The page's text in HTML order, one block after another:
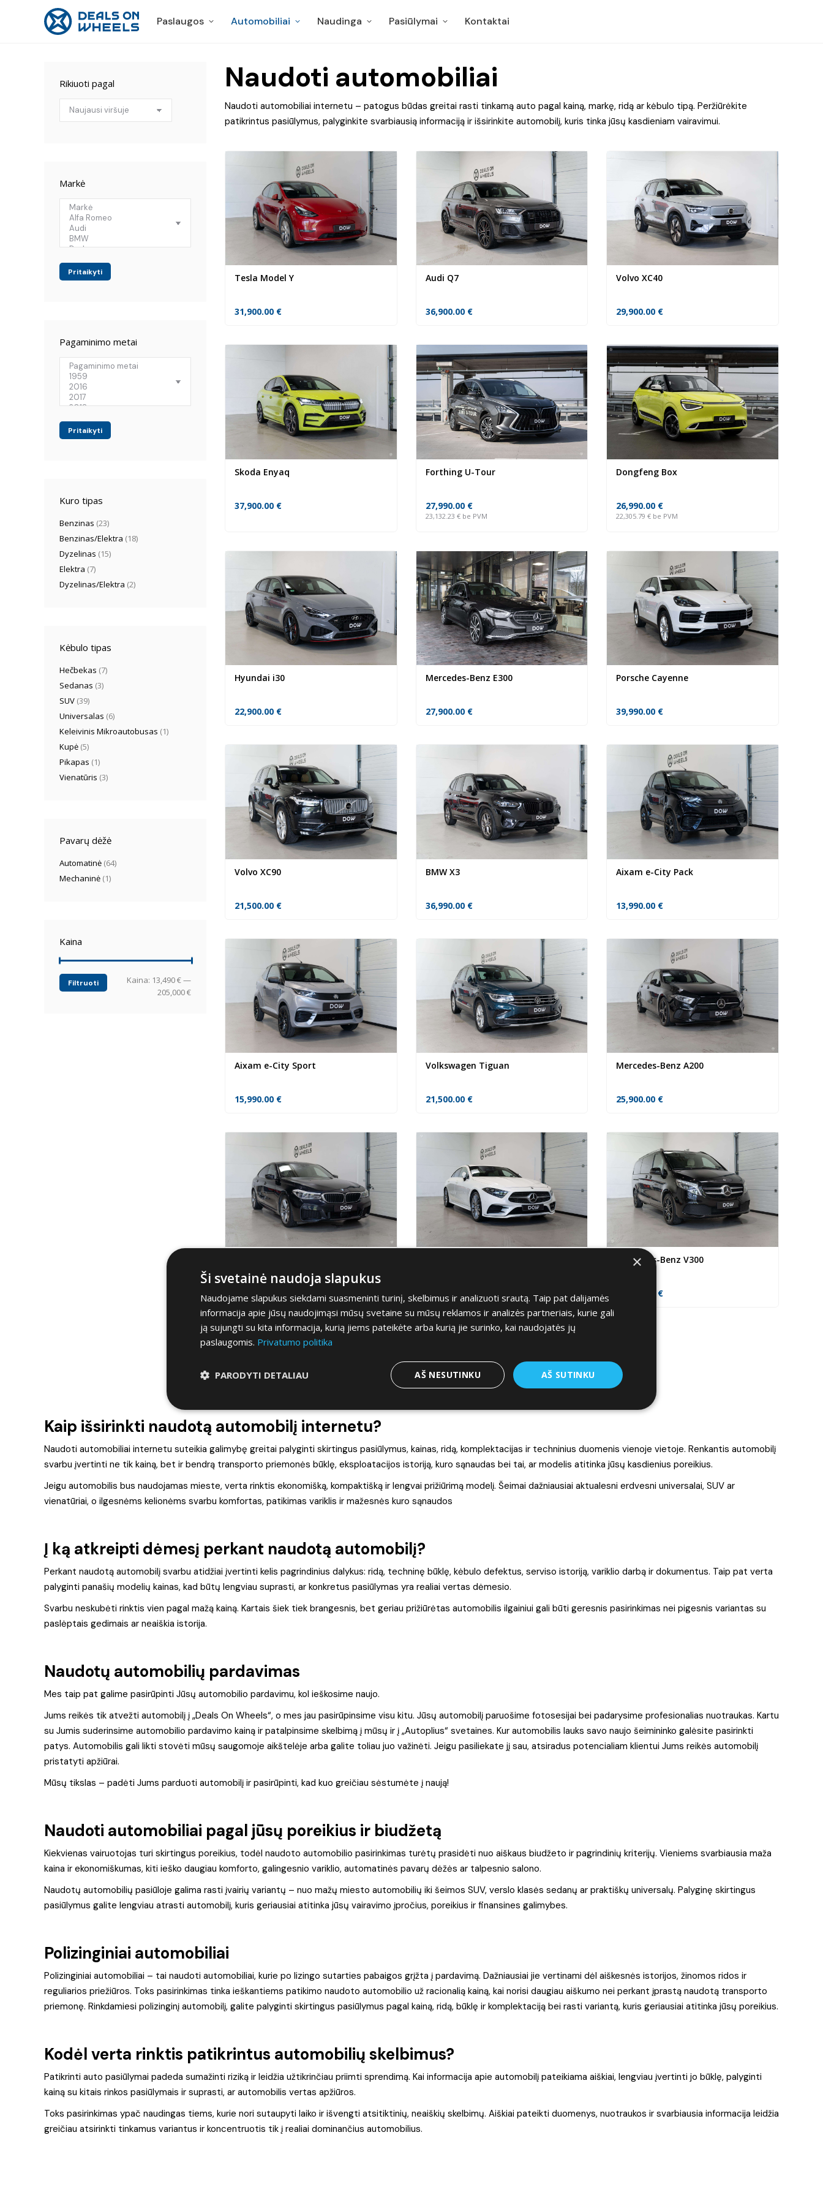
Paslaugos Automobiliai Naudinga Pasiūlymai Kontaktai
Naudoti automobiliai
Naudoti automobiliai internetu – patogus būdas greitai rasti tinkamą auto pagal kainą, markę, ridą ar kėbulo tipą. Peržiūrėkite
patikrintus pasiūlymus, palyginkite svarbiausią informaciją ir išsirinkite automobilį, kuris tinka jūsų kasdieniam vairavimui.
Tesla Model Y
31,900.00 €
Audi Q7
36,900.00 €
Volvo XC40
29,900.00 €
Skoda Enyaq
37,900.00 €
Forthing U-Tour
27,990.00 €
23,132.23 €be PVM
Dongfeng Box
26,990.00 €
22,305.79€ be PVM
Hyundai i30
22,900.00 €
Mercedes-Benz E300
27,900.00 €
Porsche Cayenne
39,990.00 €
Volvo XC90
21,500.00 €
BMW X3
36,990.00 €
Aixam e-City Pack
13,990.00 €
Aixam e-City Sport
15,990.00 €
Volkswagen Tiguan
21,500.00 €
Mercedes-Benz A200
25,900.00 €
25,900.00 40,000.00
Mercedes-Benz V300
€
Rikiuoti pagal
Markė
Pritaikyti
Pagaminimo metai
Pritaikyti
Kuro tipas
Benzinas (23)
Benzinas/Elektra (18)
Dyzelinas (15)
Elektra (7)
Dyzelinas/Elektra (2)
Kėbulo tipas
Hečbekas (7)
Sedanas (3)
SUV (39)
Universalas (6)
Keleivinis Mikroautobusas (1)
Kupė (5)
Pikapas (1)
Vienatūris (3)
Pavarų dėžė
Automatinė (64)
Mechaninė (1)
Kaina
Min
kaina
Maks
kaina
Filtruoti Kaina: 13,490 €—
205,000 €
Kaip išsirinkti naudotą automobilį internetu?
Naudoti automobiliai internetu suteikia galimybę greitai palyginti skirtingus pasiūlymus, kainas, ridą, komplektacijas ir techninius duomenis vienoje vietoje. Renkantis automobilį
svarbu įvertinti ne tik kainą, bet ir bendrą transporto priemonės būklę, eksploatacijos istoriją, kuro sąnaudas bei tai, ar modelis atitinka jūsų kasdienius poreikius.
Jeigu automobilis bus naudojamas mieste, verta rinktis ekonomišką, kompaktišką ir lengvai prižiūrimą modelį. Šeimai dažniausiai aktualesni erdvesni universalai, SUV ar
vienatūriai, o ilgesnėms kelionėms svarbu komfortas, patikimas variklis ir mažesnės kuro sąnaudos
Į ką atkreipti dėmesį perkant naudotą automobilį?
Perkant naudotą automobilį svarbu atidžiai įvertinti kelis pagrindinius dalykus: ridą, techninę būklę, kėbulo defektus, serviso istoriją, variklio darbą ir dokumentus. Taip pat verta
palyginti panašių modelių kainas, kad būtų lengviau suprasti, ar konkretus pasiūlymas yra realiai vertas dėmesio.
Svarbu neskubėti rinktis vien pagal mažą kainą. Kartais šiek tiek brangesnis, bet geriau prižiūrėtas automobilis ilgainiui gali būti geresnis pasirinkimas nei pigesnis variantas su
paslėptais gedimais ar neaiškia istorija.
Naudotų automobilių pardavimas
Mes taip pat galime pasirūpinti Jūsų automobilio pardavimu, kol ieškosime naujo.
Jums reikės tik atvežti automobilį į „Deals On Wheels“, o mes jau pasirūpinsime visu kitu. Jūsų automobilį paruošime fotosesijai bei padarysime profesionalias nuotraukas. Kartu
su Jumis suderinsime automobilio pardavimo kainą ir patalpinsime skelbimą į mūsų ir į „Autoplius“ svetaines. Kur automobilis lauks savo naujo šeimininko galėsite pasirinkti
patys. Automobilis gali likti stovėti mūsų saugomoje aikštelėje arba galite toliau juo važinėti. Jeigu pasiliekate jį sau, atsiradus potencialiam klientui Jums reikės automobilį
pristatyti apžiūrai.
Mūsų tikslas – padėti Jums parduoti automobilį ir pasirūpinti, kad kuo greičiau sėstumėte į naują!
Naudoti automobiliai pagal jūsų poreikius ir biudžetą
Kiekvienas vairuotojas turi skirtingus poreikius, todėl naudoto automobilio pasirinkimas turėtų prasidėti nuo aiškaus biudžeto ir pagrindinių kriterijų. Vieniems svarbiausia maža
kaina ir ekonomiškumas, kiti ieško daugiau komforto, galingesnio variklio, automatinės pavarų dėžės ar talpesnio salono.
Naudotų automobilių pasiūloje galima rasti įvairių variantų – nuo mažų miesto automobilių iki šeimos SUV, verslo klasės sedanų ar praktiškų universalų. Palyginę skirtingus
pasiūlymus galite lengviau atrasti automobilį, kuris geriausiai atitinka jūsų vairavimo įpročius, poreikius ir finansines galimybes.
Polizinginiai automobiliai
Polizinginiai automobiliai – tai naudoti automobiliai, kurie po lizingo sutarties pabaigos grįžta į pardavimą. Dažniausiai jie vertinami dėl aiškesnės istorijos, žinomos ridos ir
reguliarios priežiūros. Toks pasirinkimas tinka ieškantiems patikimo naudoto automobilio už racionalią kainą, kai norisi daugiau aiškumo nei perkant įprastą naudotą transporto
priemonę. Rinkdamiesi polizinginį automobilį, galite palyginti skirtingus pasiūlymus pagal kainą, ridą, būklę ir komplektaciją bei rasti variantą, kuris geriausiai atitinka jūsų poreikius.
Kodėl verta rinktis patikrintus automobilių skelbimus?
Patikrinti auto pasiūlymai padeda sumažinti riziką ir leidžia užtikrinčiau priimti sprendimą. Kai informacija apie automobilį pateikiama aiškiai, lengviau įvertinti jo būklę, palyginti
kainą su kitais rinkos pasiūlymais ir suprasti, ar automobilis vertas apžiūros.
Toks pasirinkimas ypač naudingas tiems, kurie nori sutaupyti laiko ir išvengti atsitiktinių, neaiškių skelbimų. Aiškiai pateikti duomenys, nuotraukos ir svarbiausia informacija leidžia
greičiau atsirinkti tinkamus variantus ir koncentruotis tik į realiai dominančius automobilius.
×
Ši svetainė naudoja slapukus
Naudojame slapukus siekdami suasmeninti turinį, skelbimus ir analizuoti srautą. Taip pat dalijamės
informacija apie jūsų naudojimąsi mūsų svetaine su mūsų reklamos ir analizės partneriais, kurie gali
ją sujungti su kita informacija, kurią jiems pateikėte arba kurią jie surinko, kai naudojatės jų
paslaugomis. Privatumo politika
AŠ SUTINKU
AŠ NESUTINKU
PARODYTI DETALIAU
Paslaugos Automobiliai Naudinga Pasiūlymai Kontaktai